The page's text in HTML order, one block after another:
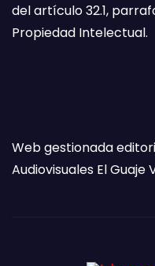
del artículo 32.1,
Propiedad Intelectual.
Web gestionada
Audiovisuales El Guaje